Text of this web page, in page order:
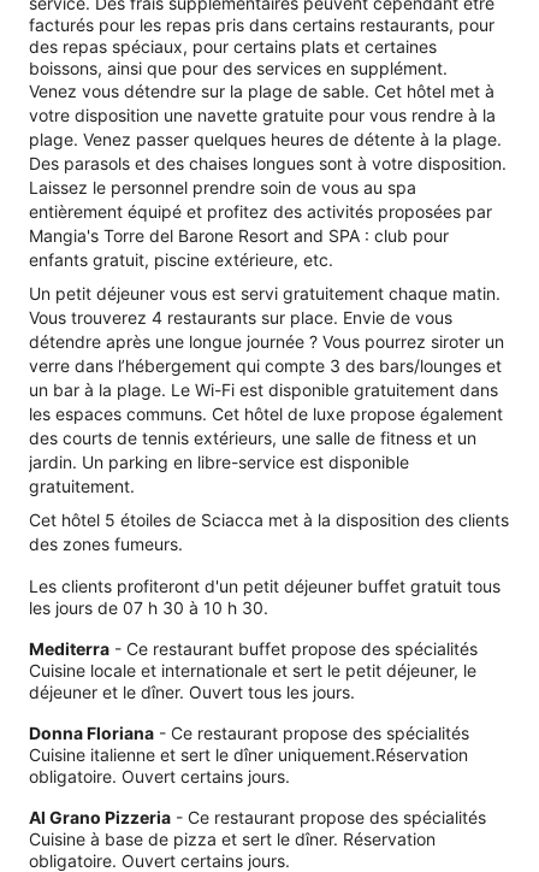
facturés pour les repas pris dans certains restaurants, pour
des repas spéciaux, pour certains plats et certaines
boissons, ainsi que pour des services en supplément.
Venez vous détendre sur la plage de sable. Cet hôtel met à
votre disposition une navette gratuite pour vous rendre à la
plage. Venez passer quelques heures de détente à la plage.
Des parasols et des chaises longues sont à votre disposition.
Laissez le personnel prendre soin de vous au spa
entièrement équipé et profitez des activités proposées par
Mangia's Torre del Barone Resort and SPA : club pour
enfants gratuit, piscine extérieure, etc.
Un petit déjeuner vous est servi gratuitement chaque matin.
Vous trouverez 4 restaurants sur place. Envie de vous
détendre après une longue journée ? Vous pourrez siroter un
verre dans l’hébergement qui compte 3 des bars/lounges et
un bar à la plage. Le Wi-Fi est disponible gratuitement dans
les espaces communs. Cet hôtel de luxe propose également
des courts de tennis extérieurs, une salle de fitness et un
jardin. Un parking en libre-service est disponible
gratuitement.
Cet hôtel 5 étoiles de Sciacca met à la disposition des clients
des zones fumeurs.
Les clients profiteront d'un petit déjeuner buffet gratuit tous
les jours de 07 h 30 à 10 h 30.
Mediterra - Ce restaurant buffet propose des spécialités
Cuisine locale et internationale et sert le petit déjeuner, le
déjeuner et le dîner. Ouvert tous les jours.
Donna Floriana - Ce restaurant propose des spécialités
Cuisine italienne et sert le dîner uniquement.Réservation
obligatoire. Ouvert certains jours.
Al Grano Pizzeria - Ce restaurant propose des spécialités
Cuisine à base de pizza et sert le dîner. Réservation
obligatoire. Ouvert certains jours.